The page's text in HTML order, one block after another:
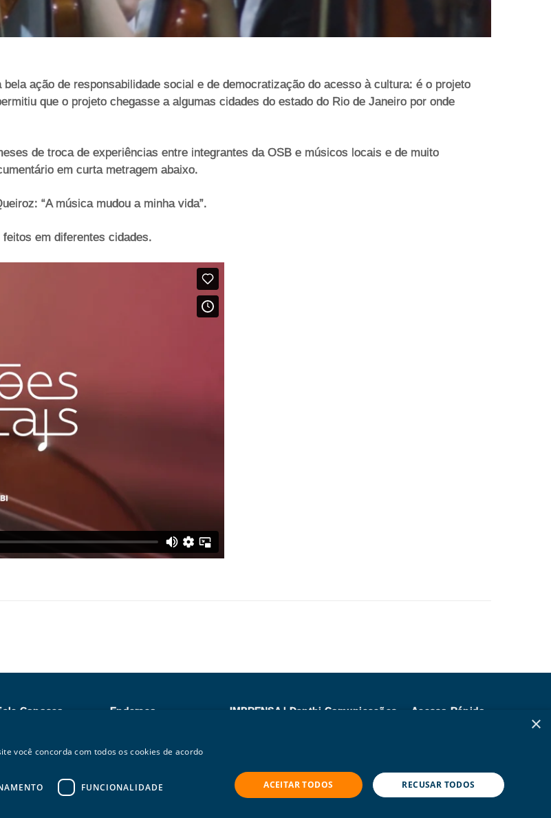
ação de responsabilidade social e de democratização do acesso à cultura: é o projeto
que o projeto chegasse a algumas cidades do estado do Rio de Janeiro por onde
de troca de experiências entre integrantes da OSB e músicos locais e de muito
em curta metragem abaixo.
“A música mudou a minha vida”.
em diferentes cidades.
Conosco
Endereço
IMPRENSA | Danthi Comunicações
Acesso Rápido
×
você concorda com todos os cookies de acordo
FUNCIONALIDADE ACEITAR TODOS RECUSAR TODOS